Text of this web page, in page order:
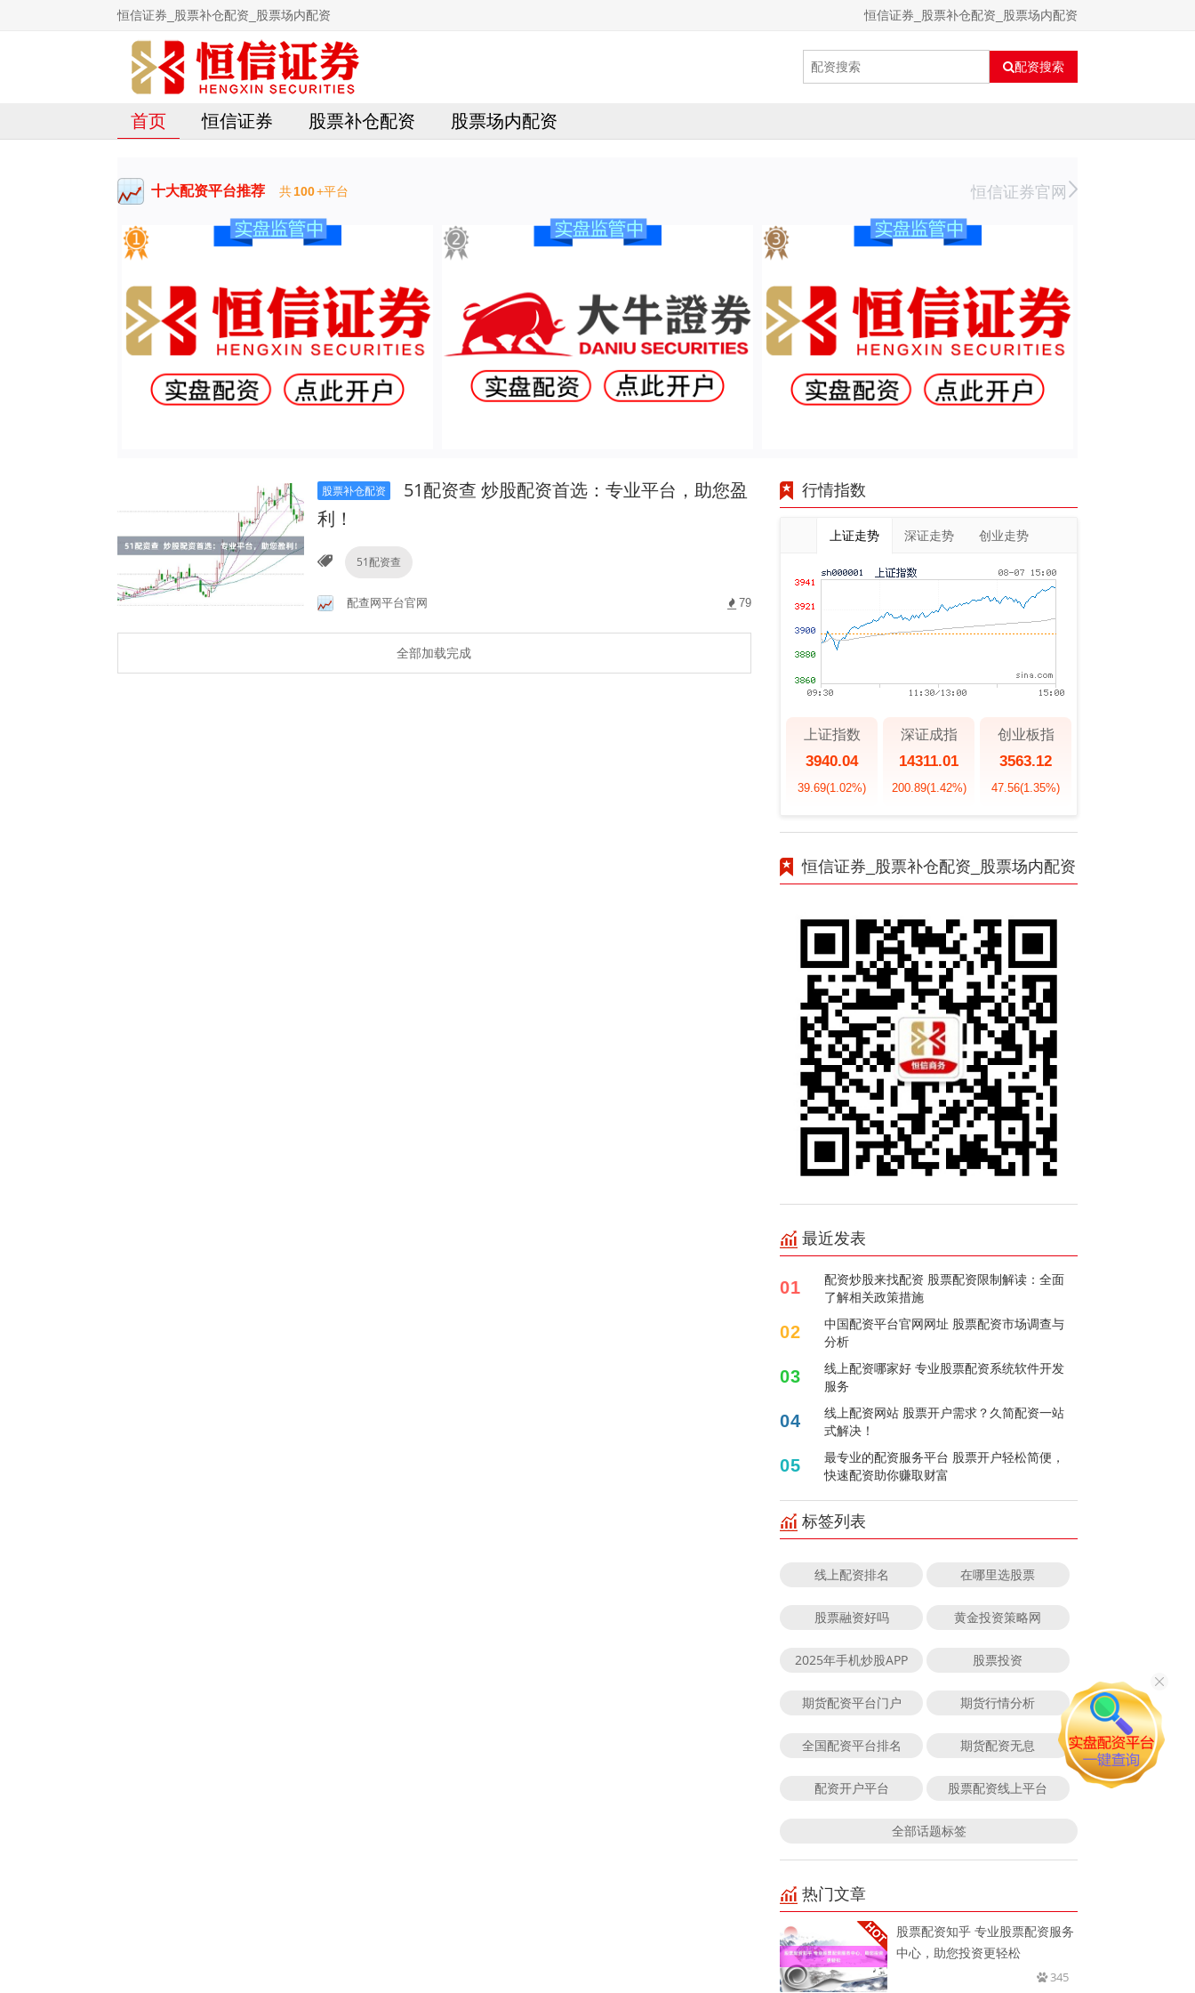
恒信证券_股票补仓配资_股票场内配资 恒信证券_股票补仓配资_股票场内配资
配资搜索
首页 恒信证券 股票补仓配资 股票场内配资
十大配资平台推荐 共100+平台 恒信证券官网
股票补仓配资
51配资查 炒股配资首选：专业平台，助您盈
利！
51配资查
配查网平台官网 79
全部加载完成
行情指数
上证走势 深证走势 创业走势
上证指数
3940.04
39.69(1.02%)
深证成指
14311.01
200.89(1.42%)
创业板指
3563.12
47.56(1.35%)
恒信证券_股票补仓配资_股票场内配资
最近发表
01
配资炒股来找配资 股票配资限制解读：全面
了解相关政策措施
02
中国配资平台官网网址 股票配资市场调查与
分析
03
线上配资哪家好 专业股票配资系统软件开发
服务
04
线上配资网站 股票开户需求？久简配资一站
式解决！
05
最专业的配资服务平台 股票开户轻松简便，
快速配资助你赚取财富
标签列表
线上配资排名 在哪里选股票
股票融资好吗 黄金投资策略网
2025年手机炒股APP 股票投资
期货配资平台门户 期货行情分析
全国配资平台排名 期货配资无息
配资开户平台 股票配资线上平台
全部话题标签
热门文章
股票配资知乎 专业股票配资服务
中心，助您投资更轻松
345